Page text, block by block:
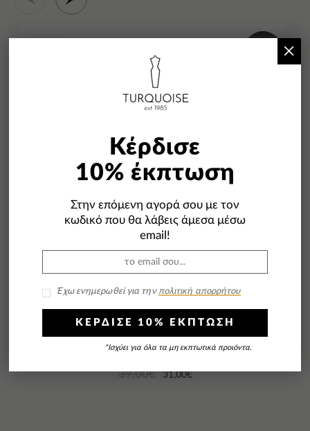
39,00€ 31,00€
Κέρδισε
10% έκπτωση
Στην επόμενη αγορά σου με τον
κωδικό που θα λάβεις άμεσα μέσω
email!
Έχω ενημερωθεί για τηνπολιτική απορρήτου
ΚΕΡΔΙΣΕ 10% ΕΚΠΤΩΣΗ
*Ισχύει για όλα τα μη εκπτωτικά προιόντα.
×